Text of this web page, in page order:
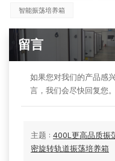
智能振荡培养箱
留言
如果您对我们的产品感
言，我们会尽快回复您。
主题 : 400L更高品质振
密旋转轨道振荡培养箱